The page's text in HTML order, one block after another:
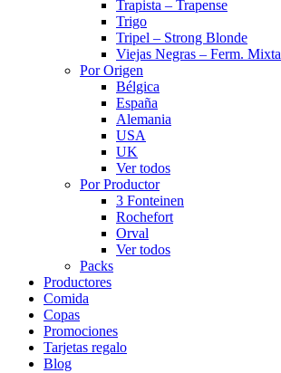
Trapista – Trapense
Trigo
Tripel – Strong Blonde
Viejas Negras – Ferm. Mixta
Por Origen
Bélgica
España
Alemania
USA
UK
Ver todos
Por Productor
3 Fonteinen
Rochefort
Orval
Ver todos
Packs
Productores
Comida
Copas
Promociones
Tarjetas regalo
Blog